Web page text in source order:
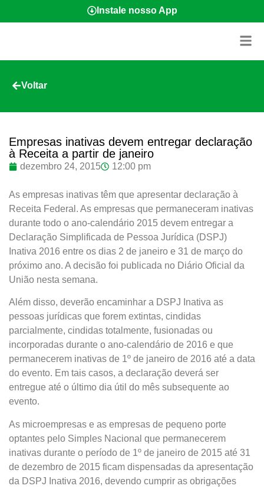
Instale nosso App
Voltar
Empresas inativas devem entregar declaração
à Receita a partir de janeiro
dezembro 24, 2015 12:00 pm
As empresas inativas têm que apresentar declaração à
Receita Federal. As empresas que permaneceram inativas
durante todo o ano-calendário 2015 devem entregar a
Declaração Simplificada de Pessoa Jurídica (DSPJ)
Inativa 2016 entre os dias 2 de janeiro e 31 de março do
próximo ano. A decisão foi publicada no Diário Oficial da
União nesta semana.
Além disso, deverão encaminhar a DSPJ Inativa as
pessoas jurídicas que forem extintas, cindidas
parcialmente, cindidas totalmente, fusionadas ou
incorporadas durante o ano-calendário de 2016 e que
permanecerem inativas de 1º de janeiro de 2016 até a data
do evento. Em tais casos, a declaração deverá ser
entregue até o último dia útil do mês subsequente ao
evento.
As microempresas e as empresas de pequeno porte
optantes pelo Simples Nacional que permanecerem
inativas durante o período de 1º de janeiro de 2015 até 31
de dezembro de 2015 ficam dispensadas da apresentação
da DSPJ Inativa 2016, devendo cumprir as obrigações